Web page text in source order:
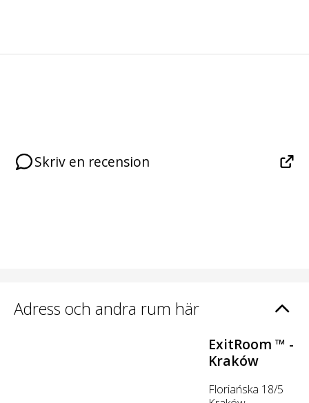
Skriv en recension
Adress och andra rum här
ExitRoom ™ -
Kraków
Floriańska 18/5